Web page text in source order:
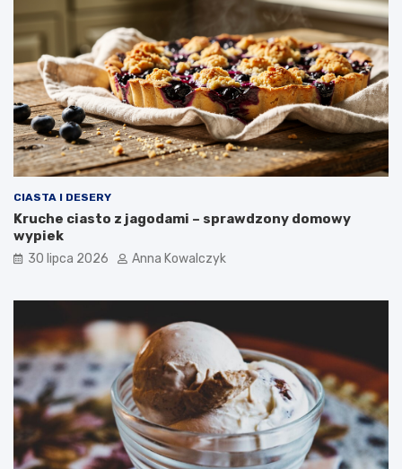
CIASTA I DESERY
Kruche ciasto z jagodami – sprawdzony domowy
wypiek
30 lipca 2026 Anna Kowalczyk